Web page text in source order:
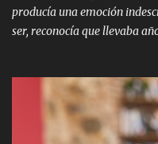
producía una emoción
ser, reconocía que llevaba
persona rara, extrovertida,
miradas de miedo y de
desprecio posiblemente era